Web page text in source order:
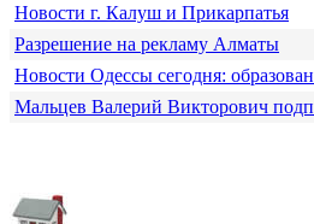
Новости г. Калуш и Прикарпатья
Разрешение на рекламу Алматы
Новости Одессы сегодня:
Мальцев Валерий Викторович